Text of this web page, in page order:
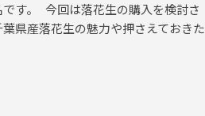
す。 今回は落花生の購入を検討さ
県産落花生の魅力や押さえておきた